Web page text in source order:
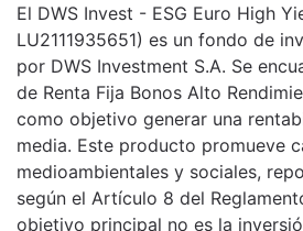
El DWS Invest - ESG Euro High
LU2111935651) es un fondo de
por DWS Investment S.A. Se
de Renta Fija Bonos Alto
como objetivo generar una
media. Este producto promueve
medioambientales y sociales,
según el Artículo 8 del
objetivo principal no es la